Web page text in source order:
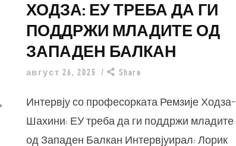
ХОДЗА: ЕУ ТРЕБА ДА ГИ
ПОДДРЖИ МЛАДИТЕ ОД
ЗАПАДЕН БАЛКАН
август 26, 2025 Share
Интервју со професорката Ремзије Ходза-
Шахини: ЕУ треба да ги поддржи младите
од Западен Балкан Интервјуирал: Лорик